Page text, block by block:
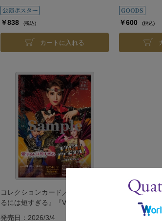
￥838 (税込)
カートに入れる
￥600 (税込)
コレクションカード／宙組『愛す
るには短すぎる』『VIVA! FESTA!
2026 in HAKATA』
発売日：2026/3/4